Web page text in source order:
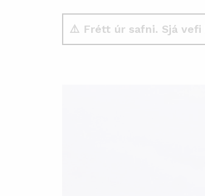
⚠️ Frétt úr safni. Sjá vefi